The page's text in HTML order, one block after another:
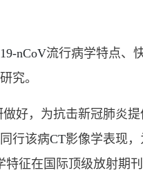
nCoV流行病学特点、
究。
好，为抗击新冠肺炎
行该病CT影像学表现
征在国际顶级放射期